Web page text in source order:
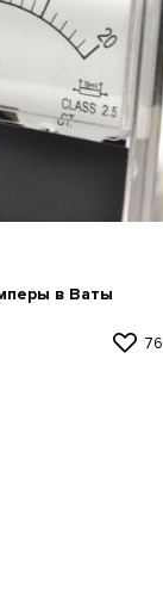
в Ваты
76